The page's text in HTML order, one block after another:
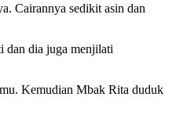
Cairannya sedikit asin dan
dan dia juga menjilati
Kemudian Mbak Rita duduk